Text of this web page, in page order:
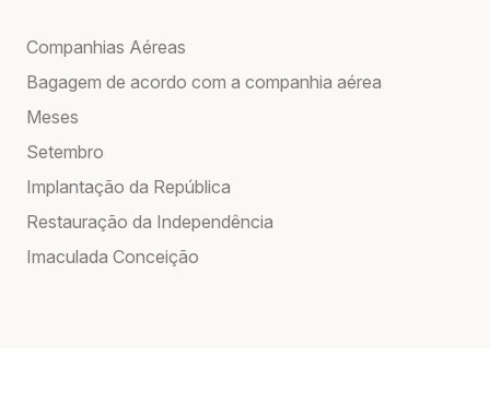
Companhias Aéreas
Bagagem de acordo com a companhia aérea
Meses
Setembro
Implantação da República
Restauração da Independência
Imaculada Conceição